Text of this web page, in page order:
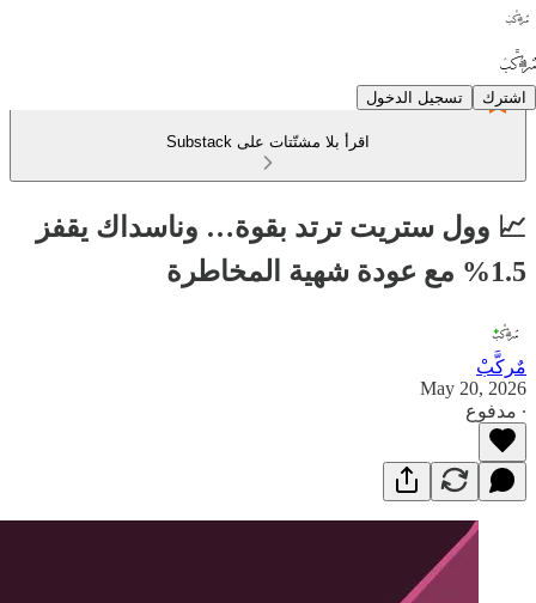
اشترك تسجيل الدخول
اقرأ بلا مشتّتات على Substack
📈 وول ستريت ترتد بقوة… وناسداك يقفز
1.5% مع عودة شهية المخاطرة
مٌركَّبْ
May 20, 2026
∙ مدفوع